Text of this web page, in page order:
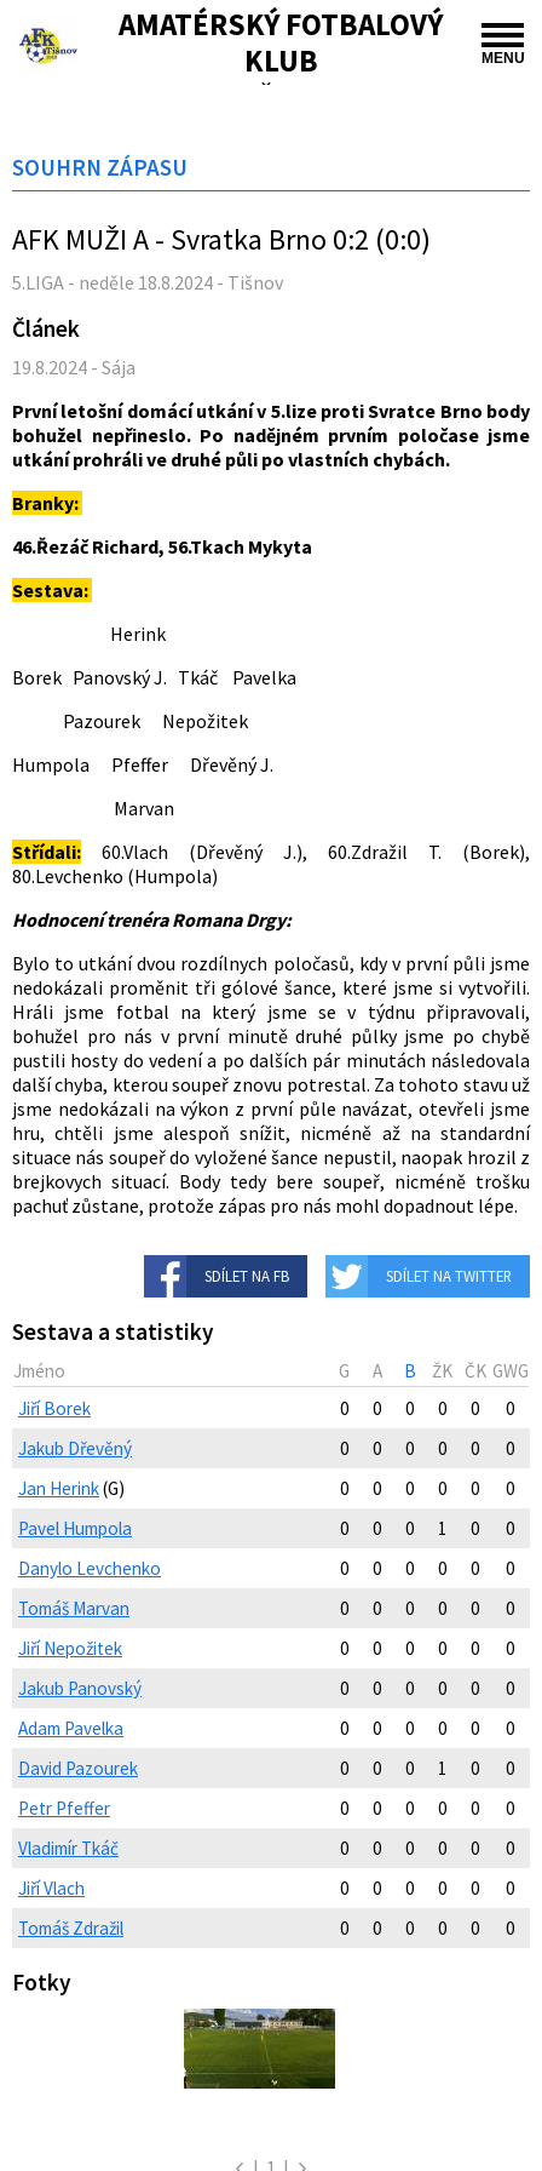
MENU
AMATÉRSKÝ FOTBALOVÝ
KLUB
TIŠNOV
SOUHRN ZÁPASU
AFK MUŽI A - Svratka Brno 0:2 (0:0)
5.LIGA - neděle 18.8.2024 - Tišnov
Článek
19.8.2024 - Sája
První letošní domácí utkání v 5.lize proti Svratce Brno body
bohužel nepřineslo. Po nadějném prvním poločase jsme
utkání prohráli ve druhé půli po vlastních chybách.
Branky:
46.Řezáč Richard, 56.Tkach Mykyta
Sestava:
Herink
Borek Panovský J. Tkáč Pavelka
Pazourek Nepožitek
Humpola Pfeffer Dřevěný J.
Marvan
Střídali: 60.Vlach (Dřevěný J.), 60.Zdražil T. (Borek),
80.Levchenko (Humpola)
Hodnocení trenéra Romana Drgy:
Bylo to utkání dvou rozdílnych poločasů, kdy v první půli jsme
nedokázali proměnit tři gólové šance, které jsme si vytvořili.
Hráli jsme fotbal na který jsme se v týdnu připravovali,
bohužel pro nás v první minutě druhé půlky jsme po chybě
pustili hosty do vedení a po dalších pár minutách následovala
další chyba, kterou soupeř znovu potrestal. Za tohoto stavu už
jsme nedokázali na výkon z první půle navázat, otevřeli jsme
hru, chtěli jsme alespoň snížit, nicméně až na standardní
situace nás soupeř do vyložené šance nepustil, naopak hrozil z
brejkovych situací. Body tedy bere soupeř, nicméně trošku
pachuť zůstane, protože zápas pro nás mohl dopadnout lépe.
SDÍLET NA FB SDÍLET NA TWITTER
Sestava a statistiky
Jméno G A B ŽK ČK GWG
Jiří Borek
0 0 0 0 0
0
Jakub Dřevěný
0 0 0 0 0
0
Jan Herink(G) 0 0 0 0 0
0
Pavel Humpola
0 0 0 1 0
0
Danylo Levchenko
0 0 0 0 0
0
Tomáš Marvan
0 0 0 0 0
0
Jiří Nepožitek
0 0 0 0 0
0
Jakub Panovský
0 0 0 0 0
0
Adam Pavelka
0 0 0 0 0
0
David Pazourek
0 0 0 1 0
0
Petr Pfeffer
0 0 0 0 0
0
Vladimír Tkáč
0 0 0 0 0
0
Jiří Vlach
0 0 0 0 0
0
Tomáš Zdražil
0 0 0 0 0 0
Fotky